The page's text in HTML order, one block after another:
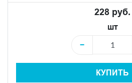
228 руб.
шт
−
КУПИТЬ